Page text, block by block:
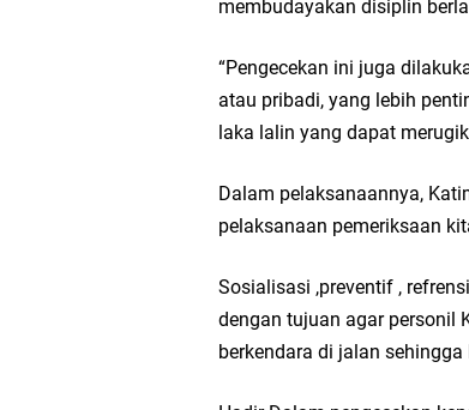
Selamat
PDUF MUI
Reses
Hari Jadi
Zakat
membudayakan disiplin
“Pengecekan ini juga
atau pribadi, yang lebih
laka lalin yang dapat
Dalam pelaksanaannya,
pelaksanaan pemeriksaan
Sosialisasi ,preventif ,
dengan tujuan agar personil
berkendara di jalan